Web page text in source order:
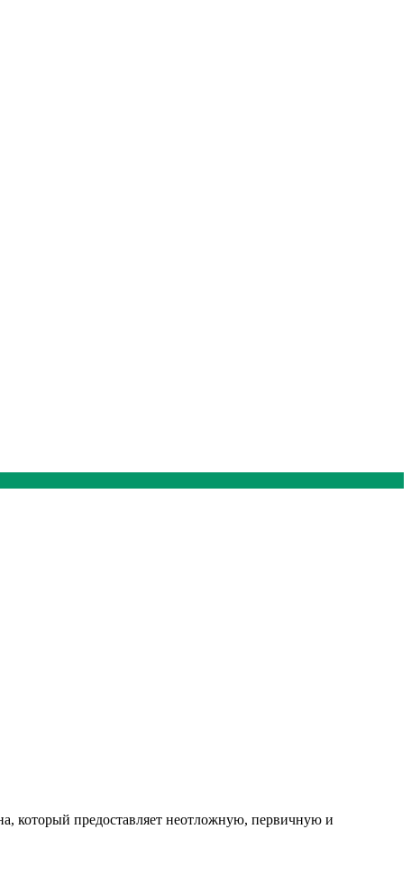
который предоставляет неотложную, первичную и